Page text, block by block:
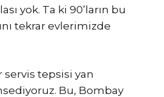
yok. Ta ki 90’ların bu
tekrar evlerimizde
tepsisi yan
Bu, Bombay